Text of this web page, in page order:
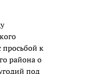
просьбой к
района о
под